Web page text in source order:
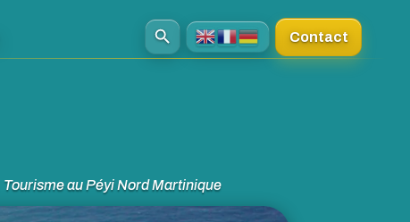
Contact
Tourisme au Péyi Nord Martinique